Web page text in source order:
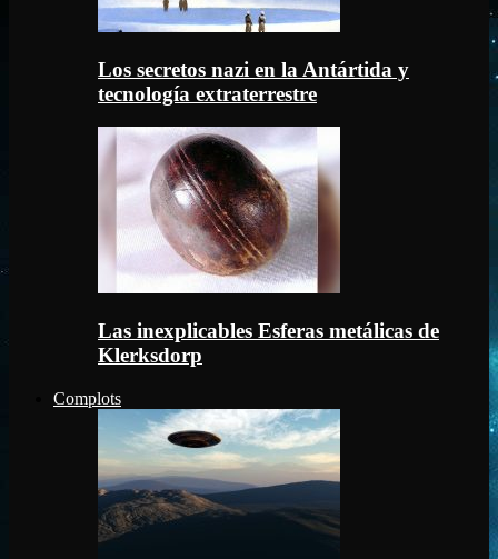
Los secretos nazi en la Antártida y
tecnología extraterrestre
Las inexplicables Esferas metálicas de
Klerksdorp
Complots